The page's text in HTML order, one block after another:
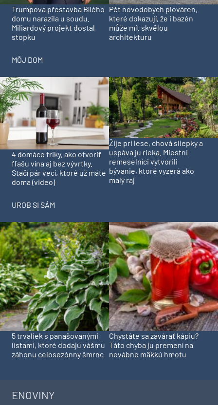
Trumpova přestavba Bílého
domu narazila u soudu.
Miliardový projekt dostal
stopku
Pět novodobých plováren,
které dokazují, že i bazén
může mít skvělou
architekturu
MÔJ DOM
4 domáce triky, ako otvoriť
fľašu vína aj bez vývrtky.
Stačí pár vecí, ktoré už máte
doma (video)
Žije pri lese, chová sliepky a
uspáva ju rieka. Miestni
remeselníci vytvorili
bývanie, ktoré vyzerá ako
malý raj
UROB SI SÁM
5 trvaliek s panašovanými
listami, ktoré dodajú vášmu
záhonu celosezónny šmrnc
Chystáte sa zavárať kápiu?
Táto chyba ju premení na
nevábne mäkkú hmotu
ENOVINY